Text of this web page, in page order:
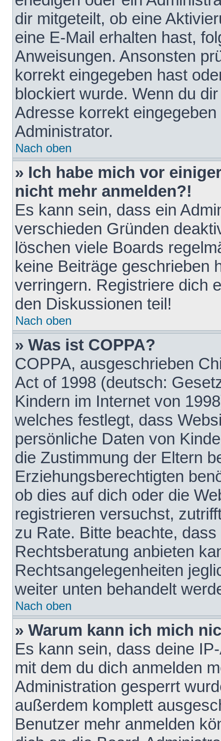
dir mitgeteilt, ob eine
eine E-Mail erhalten hast,
Anweisungen. Ansonsten
korrekt eingegeben hast
blockiert wurde. Wenn du
Adresse korrekt
Administrator.
Nach oben
» Ich habe mich vor
nicht mehr anmelden?!
Es kann sein, dass ein
verschieden Gründen
löschen viele Boards
keine Beiträge geschrieben
verringern. Registriere dich
den Diskussionen teil!
Nach oben
» Was ist COPPA?
COPPA, ausgeschrieben
Act of 1998 (deutsch:
Kindern im Internet von
welches festlegt, dass
persönliche Daten von
die Zustimmung der Eltern
Erziehungsberechtigten
ob dies auf dich oder die
registrieren versuchst,
zu Rate. Bitte beachte,
Rechtsberatung anbieten
Rechtsangelegenheiten
weiter unten behandelt
Nach oben
» Warum kann ich mich
Es kann sein, dass deine
mit dem du dich anmelden
Administration gesperrt
außerdem komplett
Benutzer mehr anmelden